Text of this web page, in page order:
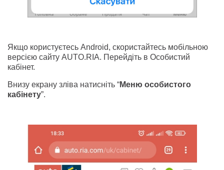
Якщо користуєтесь Android, скористайтесь мобільною
версією сайту AUTO.RIA. Перейдіть в Особистий
кабінет.
Внизу екрану зліва натисніть “Меню особистого
кабінету”.